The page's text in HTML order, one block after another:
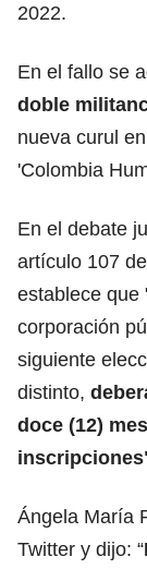
2022.
En el fallo se
doble
nueva curul
'Colombia
En el debate
artículo 107
establece que
corporación
siguiente
distinto,
doce (12)
Ángela María
Twitter y dijo: “